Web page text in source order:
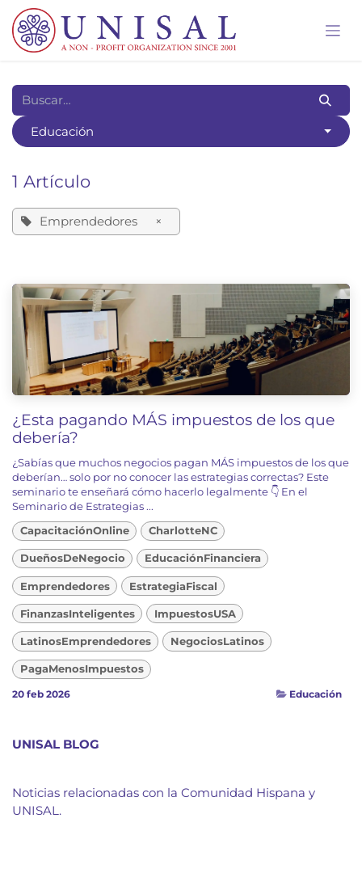
Ir al contenido
Educación
1 Artículo
Emprendedores ×
¿Esta pagando MÁS impuestos de los que
debería?
¿Sabías que muchos negocios pagan MÁS impuestos de los que
deberían… solo por no conocer las estrategias correctas? Este
seminario te enseñará cómo hacerlo legalmente 👇 En el
Seminario de Estrategias ...
CapacitaciónOnline
CharlotteNC
DueñosDeNegocio EducaciónFinanciera
Emprendedores EstrategiaFiscal
FinanzasInteligentes ImpuestosUSA
LatinosEmprendedores NegociosLatinos
PagaMenosImpuestos
20 feb 2026 Educación
UNISAL BLOG
Noticias relacionadas con la Comunidad Hispana y
UNISAL.